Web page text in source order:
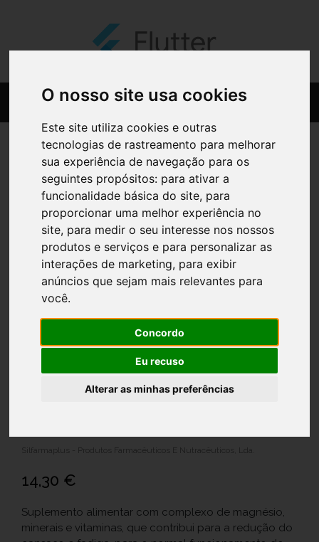
O nosso site usa cookies
Este site utiliza cookies e outras
tecnologias de rastreamento para melhorar
sua experiência de navegação para os
seguintes propósitos: para ativar a
funcionalidade básica do site, para
proporcionar uma melhor experiência no
site, para medir o seu interesse nos nossos
produtos e serviços e para personalizar as
interações de marketing, para exibir
anúncios que sejam mais relevantes para
você.
Concordo
Eu recuso
Alterar as minhas preferências
Silfarmaplus - Produtos Farmacêuticos E Nutracêuticos, Lda.
14,30 €
Suplemento alimentar com complexo de magnésio,
minerais e vitaminas, que contribui para a redução do